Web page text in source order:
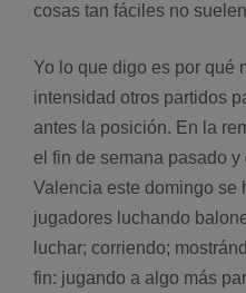
cosas tan fáciles no
Yo lo que digo es por qué
intensidad otros partidos
antes la posición. En la
el fin de semana pasado y
Valencia este domingo se
jugadores luchando
luchar; corriendo;
fin: jugando a algo más